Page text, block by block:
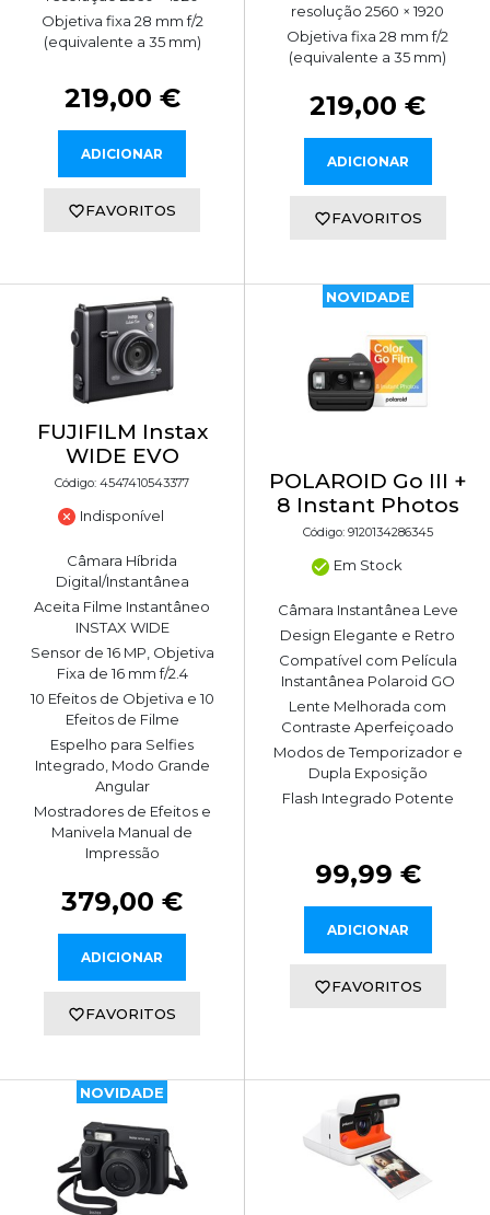
Objetiva fixa 28 mm f/2
(equivalente a 35 mm)
219,00 €
ADICIONAR
FAVORITOS
resolução 2560 × 1920
Objetiva fixa 28 mm f/2
(equivalente a 35 mm)
219,00 €
ADICIONAR
FAVORITOS
FUJIFILM Instax
WIDE EVO
Código: 4547410543377
Indisponível
Câmara Híbrida
Digital/Instantânea
Aceita Filme Instantâneo
INSTAX WIDE
Sensor de 16 MP, Objetiva
Fixa de 16 mm f/2.4
10 Efeitos de Objetiva e 10
Efeitos de Filme
Espelho para Selfies
Integrado, Modo Grande
Angular
Mostradores de Efeitos e
Manivela Manual de
Impressão
379,00 €
ADICIONAR
FAVORITOS
NOVIDADE
POLAROID Go III +
8 Instant Photos
Código: 9120134286345
Em Stock
Câmara Instantânea Leve
Design Elegante e Retro
Compatível com Película
Instantânea Polaroid GO
Lente Melhorada com
Contraste Aperfeiçoado
Modos de Temporizador e
Dupla Exposição
Flash Integrado Potente
99,99 €
ADICIONAR
FAVORITOS
NOVIDADE